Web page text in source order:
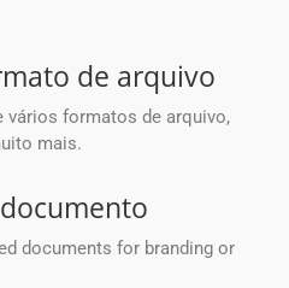
de arquivo
vários formatos de arquivo,
mais.
documents for branding or